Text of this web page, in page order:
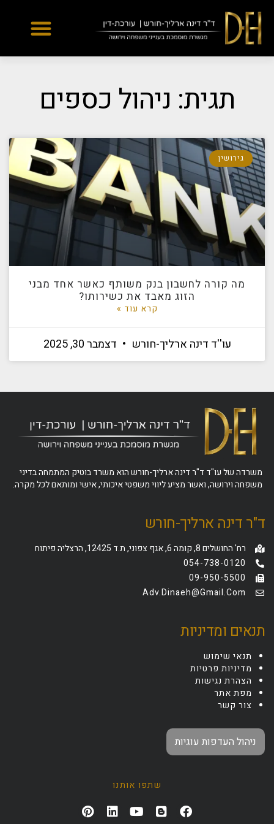
Yes
...
תגית: ניהול כספים
גירושין
מה קורה לחשבון בנק משותף כאשר אחד מבני
הזוג מאבד את כשירותו?
קרא עוד »
עו''ד דינה ארליך-חורש דצמבר 30, 2025
משרדה של עו"ד ד"ר דינה ארליך-חורש הוא משרד בוטיק המתמחה בדיני
משפחה וירושה, ואשר מציע ליווי משפטי איכותי, אישי ומותאם לכל מקרה.
ד"ר דינה ארליך-חורש
רח' החושלים 8, קומה 6, אגף צפוני, ת.ד 12425, הרצליה פיתוח
054-738-0120
09-950-5500
Adv.dinaeh@gmail.com
תנאים ומדיניות
תנאי שימוש
מדיניות פרטיות
הצהרת נגישות
מפת אתר
צור קשר
ניהול העדפות עוגיות
שתפו אותנו